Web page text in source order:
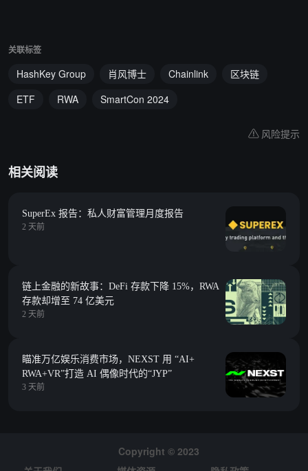
关联标签
HashKey Group 肖风博士 Chainlink
区块链
ETF
RWA SmartCon 2024
风险提示
相关阅读
SuperEx 报告：私人财富管理月度报告
2 天前
链上金融的新故事：DeFi 存款下降 15%，RWA
存款却增至 74 亿美元
2 天前
瞄准万亿娱乐消费市场，NEXST 用 “AI+
RWA+VR”打造 AI 偶像时代的“JYP”
3 天前
Copyright © 2023